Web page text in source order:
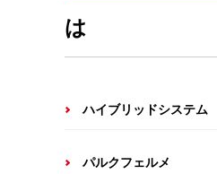
は
ハイブリッドシステム
パルクフェルメ